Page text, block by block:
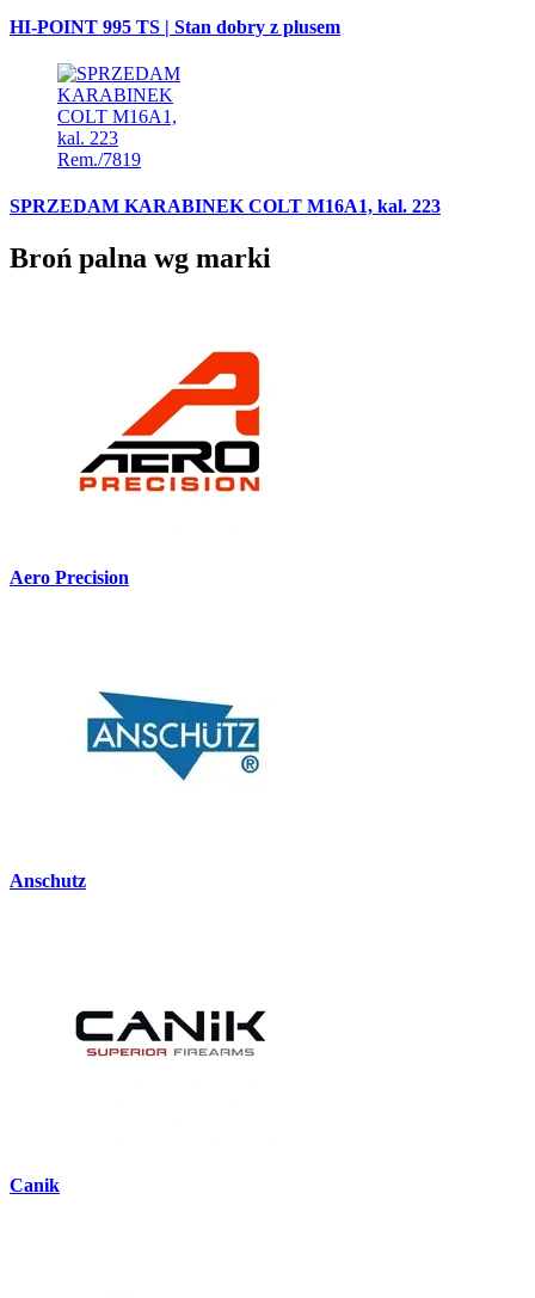
HI-POINT 995 TS | Stan dobry z plusem
SPRZEDAM KARABINEK COLT M16A1, kal. 223
Broń palna wg marki
Aero Precision
Anschutz
Canik